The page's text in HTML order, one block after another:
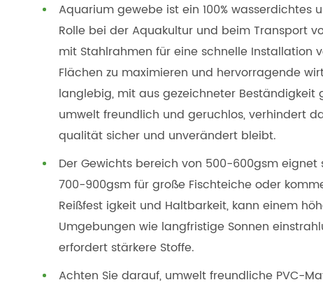
Aquarium gewebe ist ein 100%
Rolle bei der Aquakultur und beim Transport
mit Stahlrahmen für eine schnelle Installation
Flächen zu maximieren und hervorragende
langlebig, mit aus gezeichneter Beständigkeit
umwelt freundlich und geruchlos, verhindert
qualität sicher und unverändert bleibt.
Der Gewichts bereich von 500-600gsm
700-900gsm für große Fischteiche oder
Reißfest igkeit und Haltbarkeit, kann einem
Umgebungen wie langfristige Sonnen
erfordert stärkere Stoffe.
Achten Sie darauf, umwelt freundliche PVC-